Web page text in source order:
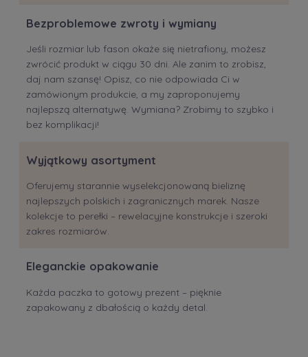
Bezproblemowe zwroty i wymiany
Jeśli rozmiar lub fason okaże się nietrafiony, możesz
zwrócić produkt w ciągu 30 dni. Ale zanim to zrobisz,
daj nam szansę! Opisz, co nie odpowiada Ci w
zamówionym produkcie, a my zaproponujemy
najlepszą alternatywę. Wymiana? Zrobimy to szybko i
bez komplikacji!
Wyjątkowy asortyment
Oferujemy starannie wyselekcjonowaną bieliznę
najlepszych polskich i zagranicznych marek. Nasze
kolekcje to perełki – rewelacyjne konstrukcje i szeroki
zakres rozmiarów.
Eleganckie opakowanie
Każda paczka to gotowy prezent – pięknie
zapakowany z dbałością o każdy detal.